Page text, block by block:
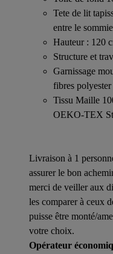
Tete de lit
entre le
Hauteur : 120
Structure et
Garnissage
fibres polyester
Tissu Maille
OEKO-TEX
Livraison à 1
assurer le bon
merci de veiller aux
les comparer à ceux
puisse être monté/
votre choix.
Opérateur